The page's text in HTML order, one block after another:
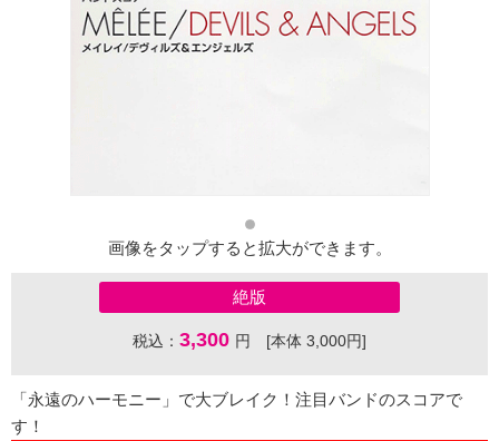
画像をタップすると拡大ができます。
絶版
税込： 3,300 円 [本体 3,000円]
「永遠のハーモニー」で大ブレイク！注目バンドのスコアで
す！